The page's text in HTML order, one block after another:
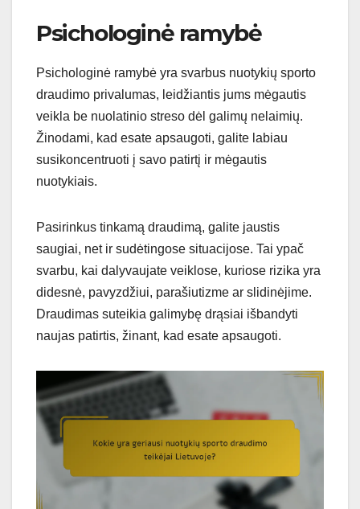
Psichologinė ramybė
Psichologinė ramybė yra svarbus nuotykių sporto
draudimo privalumas, leidžiantis jums mėgautis
veikla be nuolatinio streso dėl galimų nelaimių.
Žinodami, kad esate apsaugoti, galite labiau
susikoncentruoti į savo patirtį ir mėgautis
nuotykiais.
Pasirinkus tinkamą draudimą, galite jaustis
saugiai, net ir sudėtingose situacijose. Tai ypač
svarbu, kai dalyvaujate veiklose, kuriose rizika yra
didesnė, pavyzdžiui, parašiutizme ar slidinėjime.
Draudimas suteikia galimybę drąsiai išbandyti
naujas patirtis, žinant, kad esate apsaugoti.